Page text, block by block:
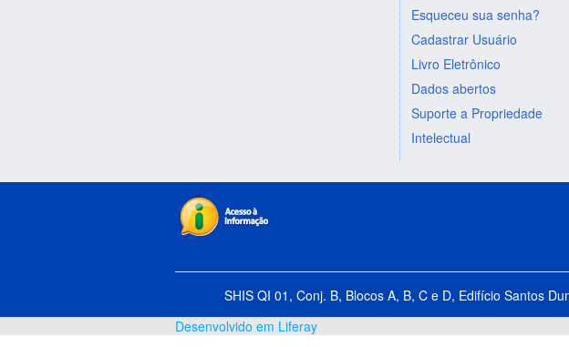
Esqueceu sua senha?
Cadastrar Usuário
Livro Eletrônico
Dados abertos
Suporte a Propriedade
Intelectual
SHIS QI 01, Conj. B, Blocos A, B, C e D, Edifício Santos
Desenvolvido em Liferay